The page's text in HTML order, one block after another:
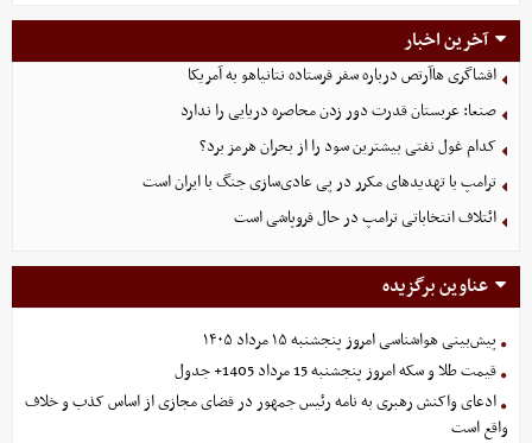
آخرین اخبار
افشاگری هاآرتص درباره سفر فرستاده نتانیاهو به آمریکا
صنعا: عربستان قدرت دور زدن محاصره دریایی را ندارد
کدام غول نفتی بیشترین سود را از بحران هرمز برد؟
ترامپ با تهدیدهای مکرر در پی عادی‌سازی جنگ با ایران است
ائتلاف انتخاباتی ترامپ در حال فروپاشی است
عناوین برگزیده
پیش‌بینی هواشناسی امروز پنجشنبه ۱۵ مرداد ۱۴۰۵
قیمت طلا و سکه امروز پنجشنبه 15 مرداد 1405+ جدول
ادعای واکنش رهبری به نامه رئیس جمهور در فضای مجازی از اساس کذب و خلاف
واقع است